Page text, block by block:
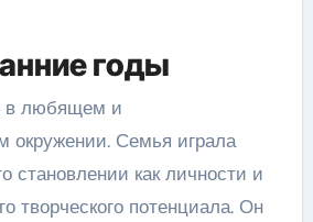
годы
в любящем и
Семья играла
становлении как личности и
творческого потенциала. Он